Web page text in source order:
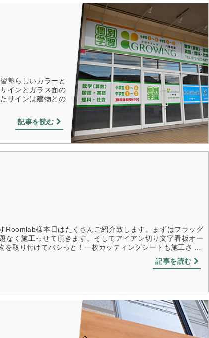
塾らしいカラーと
インとガラス面の
サインは建物との
記事を読む
Roomlab様本日はたくさんご紹介致します。まずはフラッグ
なく施工っせて頂きます。そしてアイアン切り文字看板オー
を取り付けてバシっと！一枚カッティングシートも施工さ ...
記事を読む